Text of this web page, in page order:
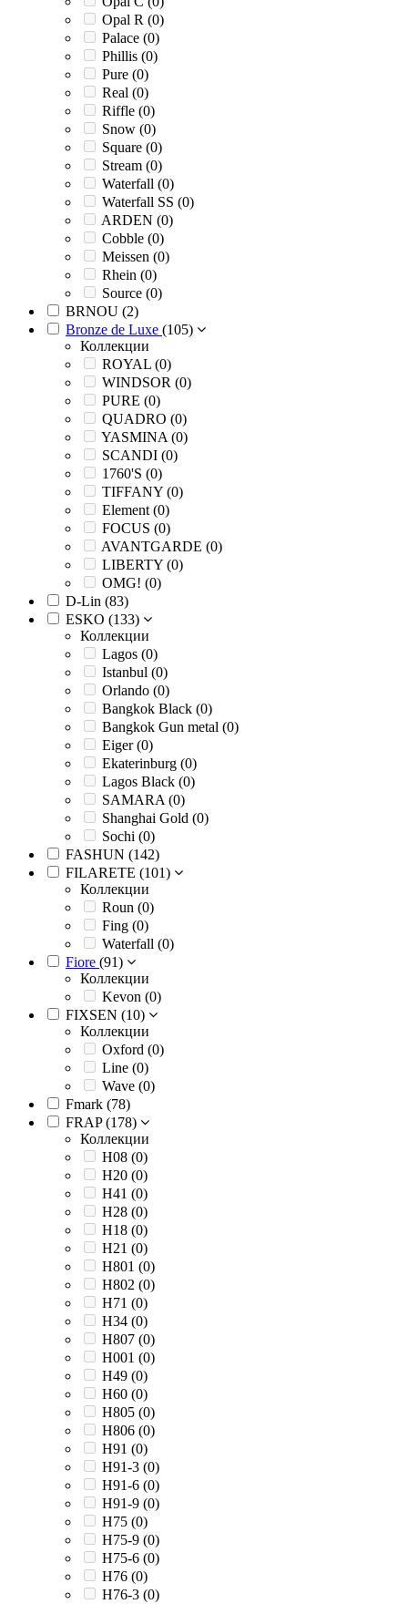
Opal R (0)
Palace (0)
Phillis (0)
Pure (0)
Real (0)
Riffle (0)
Snow (0)
Square (0)
Stream (0)
Waterfall (0)
Waterfall SS (0)
ARDEN (0)
Cobble (0)
Meissen (0)
Rhein (0)
Source (0)
BRNOU (2)
Bronze de Luxe (105)
Коллекции
ROYAL (0)
WINDSOR (0)
PURE (0)
QUADRO (0)
YASMINA (0)
SCANDI (0)
1760'S (0)
TIFFANY (0)
Element (0)
FOCUS (0)
AVANTGARDE (0)
LIBERTY (0)
OMG! (0)
D-Lin (83)
ESKO (133)
Коллекции
Lagos (0)
Istanbul (0)
Orlando (0)
Bangkok Black (0)
Bangkok Gun metal (0)
Eiger (0)
Ekaterinburg (0)
Lagos Black (0)
SAMARA (0)
Shanghai Gold (0)
Sochi (0)
FASHUN (142)
FILARETE (101)
Коллекции
Roun (0)
Fing (0)
Waterfall (0)
Fiore (91)
Коллекции
Kevon (0)
FIXSEN (10)
Коллекции
Oxford (0)
Line (0)
Wave (0)
Fmark (78)
FRAP (178)
Коллекции
H08 (0)
H20 (0)
H41 (0)
H28 (0)
H18 (0)
H21 (0)
H801 (0)
H802 (0)
H71 (0)
H34 (0)
H807 (0)
H001 (0)
H49 (0)
H60 (0)
H805 (0)
H806 (0)
H91 (0)
H91-3 (0)
H91-6 (0)
H91-9 (0)
H75 (0)
H75-9 (0)
H75-6 (0)
H76 (0)
H76-3 (0)